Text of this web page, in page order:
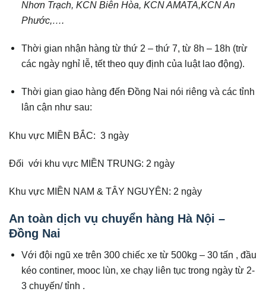
Nhơn Trạch, KCN Biên Hòa, KCN AMATA,KCN An
Phước,….
Thời gian nhận hàng từ thứ 2 – thứ 7, từ 8h – 18h (trừ
các ngày nghỉ lễ, tết theo quy định của luật lao động).
Thời gian giao hàng đến Đồng Nai nói riêng và các tỉnh
lân cận như sau:
Khu vực MIỀN BẮC: 3 ngày
Đối với khu vực MIỀN TRUNG: 2 ngày
Khu vực MIỀN NAM & TÂY NGUYÊN: 2 ngày
An toàn dịch vụ chuyển hàng Hà Nội –
Đồng Nai
Với đội ngũ xe trên 300 chiếc xe từ 500kg – 30 tấn , đầu
kéo continer, mooc lùn, xe chạy liên tục trong ngày từ 2-
3 chuyến/ tỉnh .